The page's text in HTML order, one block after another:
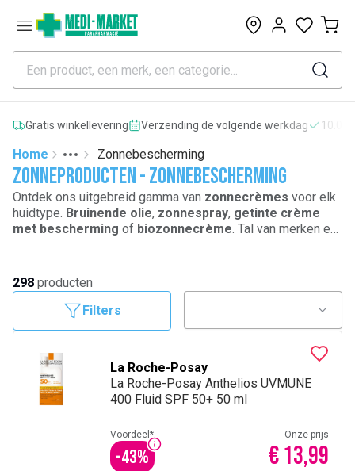
0
Gratis winkellevering Verzending de volgende werkdag
Home
More
Toggle menu
Zonnebescherming
Zonneproducten - Zonnebescherming
Ontdek ons uitgebreid gamma van zonnecrèmes voor elk
huidtype. Bruinende olie, zonnespray, getinte crème
met bescherming of biozonnecrème. Tal van merken en
SVR, Bioderma
online aan de beste prijzen.
298 producten
Filters
La Roche-Posay
La Roche-Posay Anthelios UVMUNE
400 Fluid SPF 50+ 50 ml
Voordeel*
-43%
Onze prijs
€ 13,99